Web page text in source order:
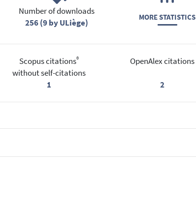
Number of downloads
256 (9 by ULiège)
MORE STATISTICS
Scopus citations®
without self-citations
1
OpenAlex citations
2